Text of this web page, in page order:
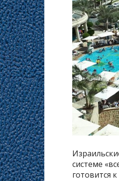
системе
готовится